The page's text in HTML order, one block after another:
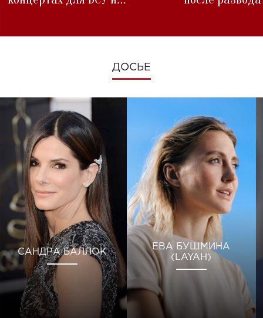
ДОСЬЕ
САНДРА БАЛЛОК
ЕВА БУШМИНА
(LAYAH)